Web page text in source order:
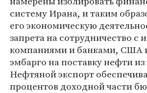
систему Ирана, и таким
его экономическую
запрета на сотрудничество с
компаниями и банками, США
эмбарго на поставку нефти
Нефтяной экспорт
процентов доходной части